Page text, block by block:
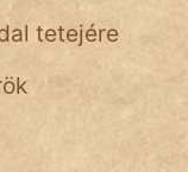
tetejére